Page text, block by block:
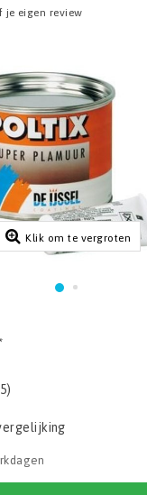
je eigen review
Klik om te vergroten